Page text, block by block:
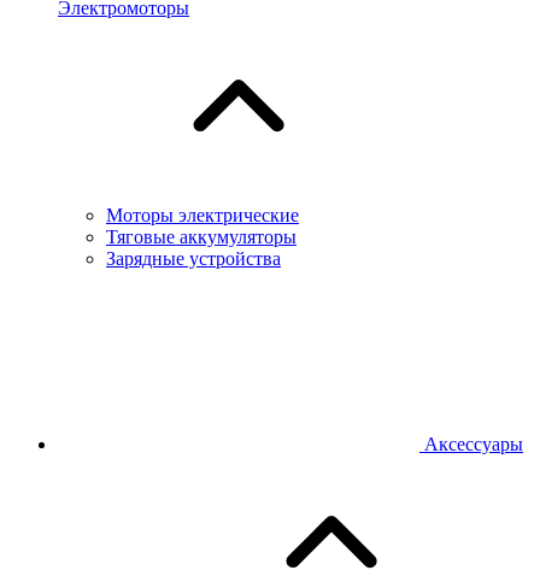
Электромоторы
Моторы электрические
Тяговые аккумуляторы
Зарядные устройства
Аксессуары